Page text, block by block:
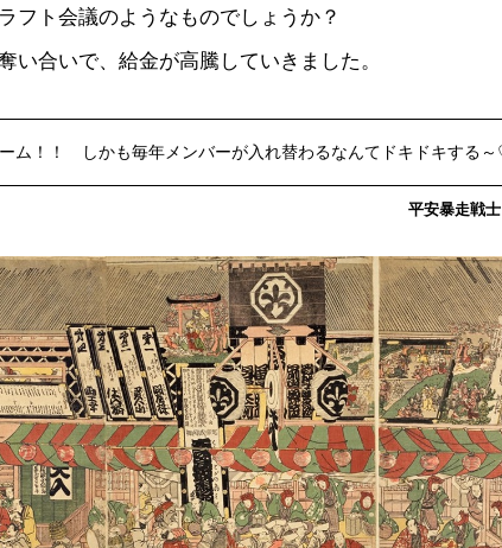
フト会議のようなものでしょうか？
い合いで、給金が高騰していきました。
ム！！ しかも毎年メンバーが入れ替わるなんてドキドキする
平安暴走戦